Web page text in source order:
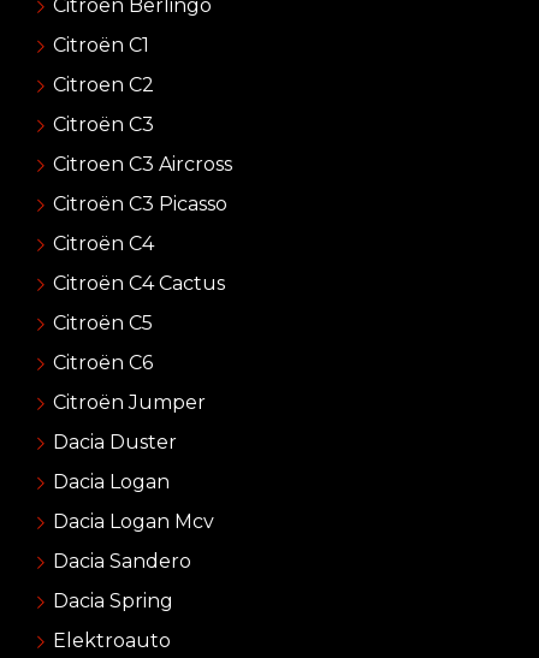
Citroen Berlingo
Citroën C1
Citroen C2
Citroën C3
Citroen C3 Aircross
Citroën C3 Picasso
Citroën C4
Citroën C4 Cactus
Citroën C5
Citroën C6
Citroën Jumper
Dacia Duster
Dacia Logan
Dacia Logan Mcv
Dacia Sandero
Dacia Spring
Elektroauto